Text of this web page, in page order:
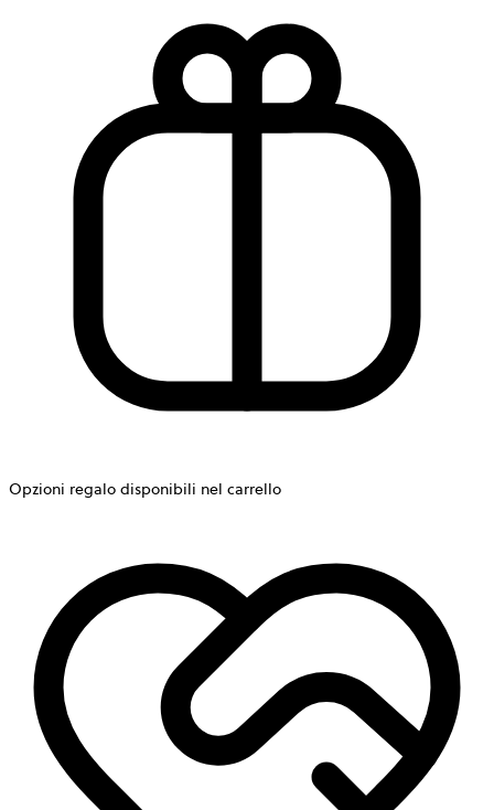
Opzioni regalo disponibili nel carrello